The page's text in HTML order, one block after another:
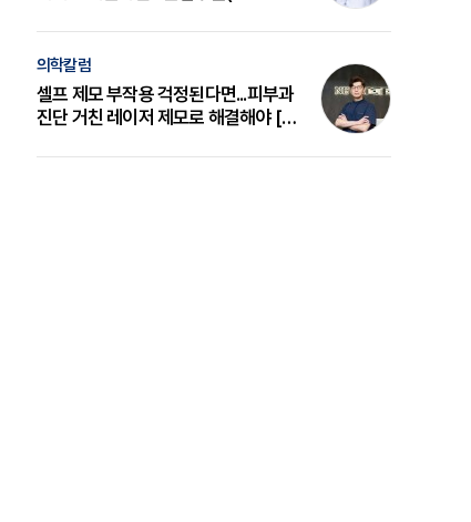
의학칼럼
셀프 제모 부작용 걱정된다면...피부과
진단 거친 레이저 제모로 해결해야 [변